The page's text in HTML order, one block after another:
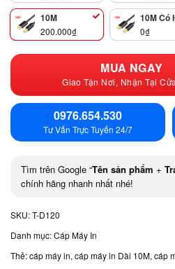
10M
200.000₫
10M Có
0₫
MUA NGAY
Giao Tận Nơi, Nhận Tại
0976.654.530
Tư Vấn Trực Tuyến 24/7
Tìm trên Google “Tên sản phẩm +
chính hãng nhanh nhất nhé!
SKU:T-D120
Danh mục:Cáp Máy In
Thẻ:cáp máy in, cáp máy in Dài 10M, cáp